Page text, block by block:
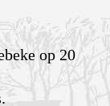
op 20